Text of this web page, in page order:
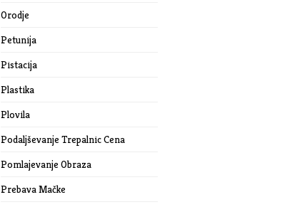
Orodje
Petunija
Pistacija
Plastika
Plovila
Podaljševanje Trepalnic Cena
Pomlajevanje Obraza
Prebava Mačke